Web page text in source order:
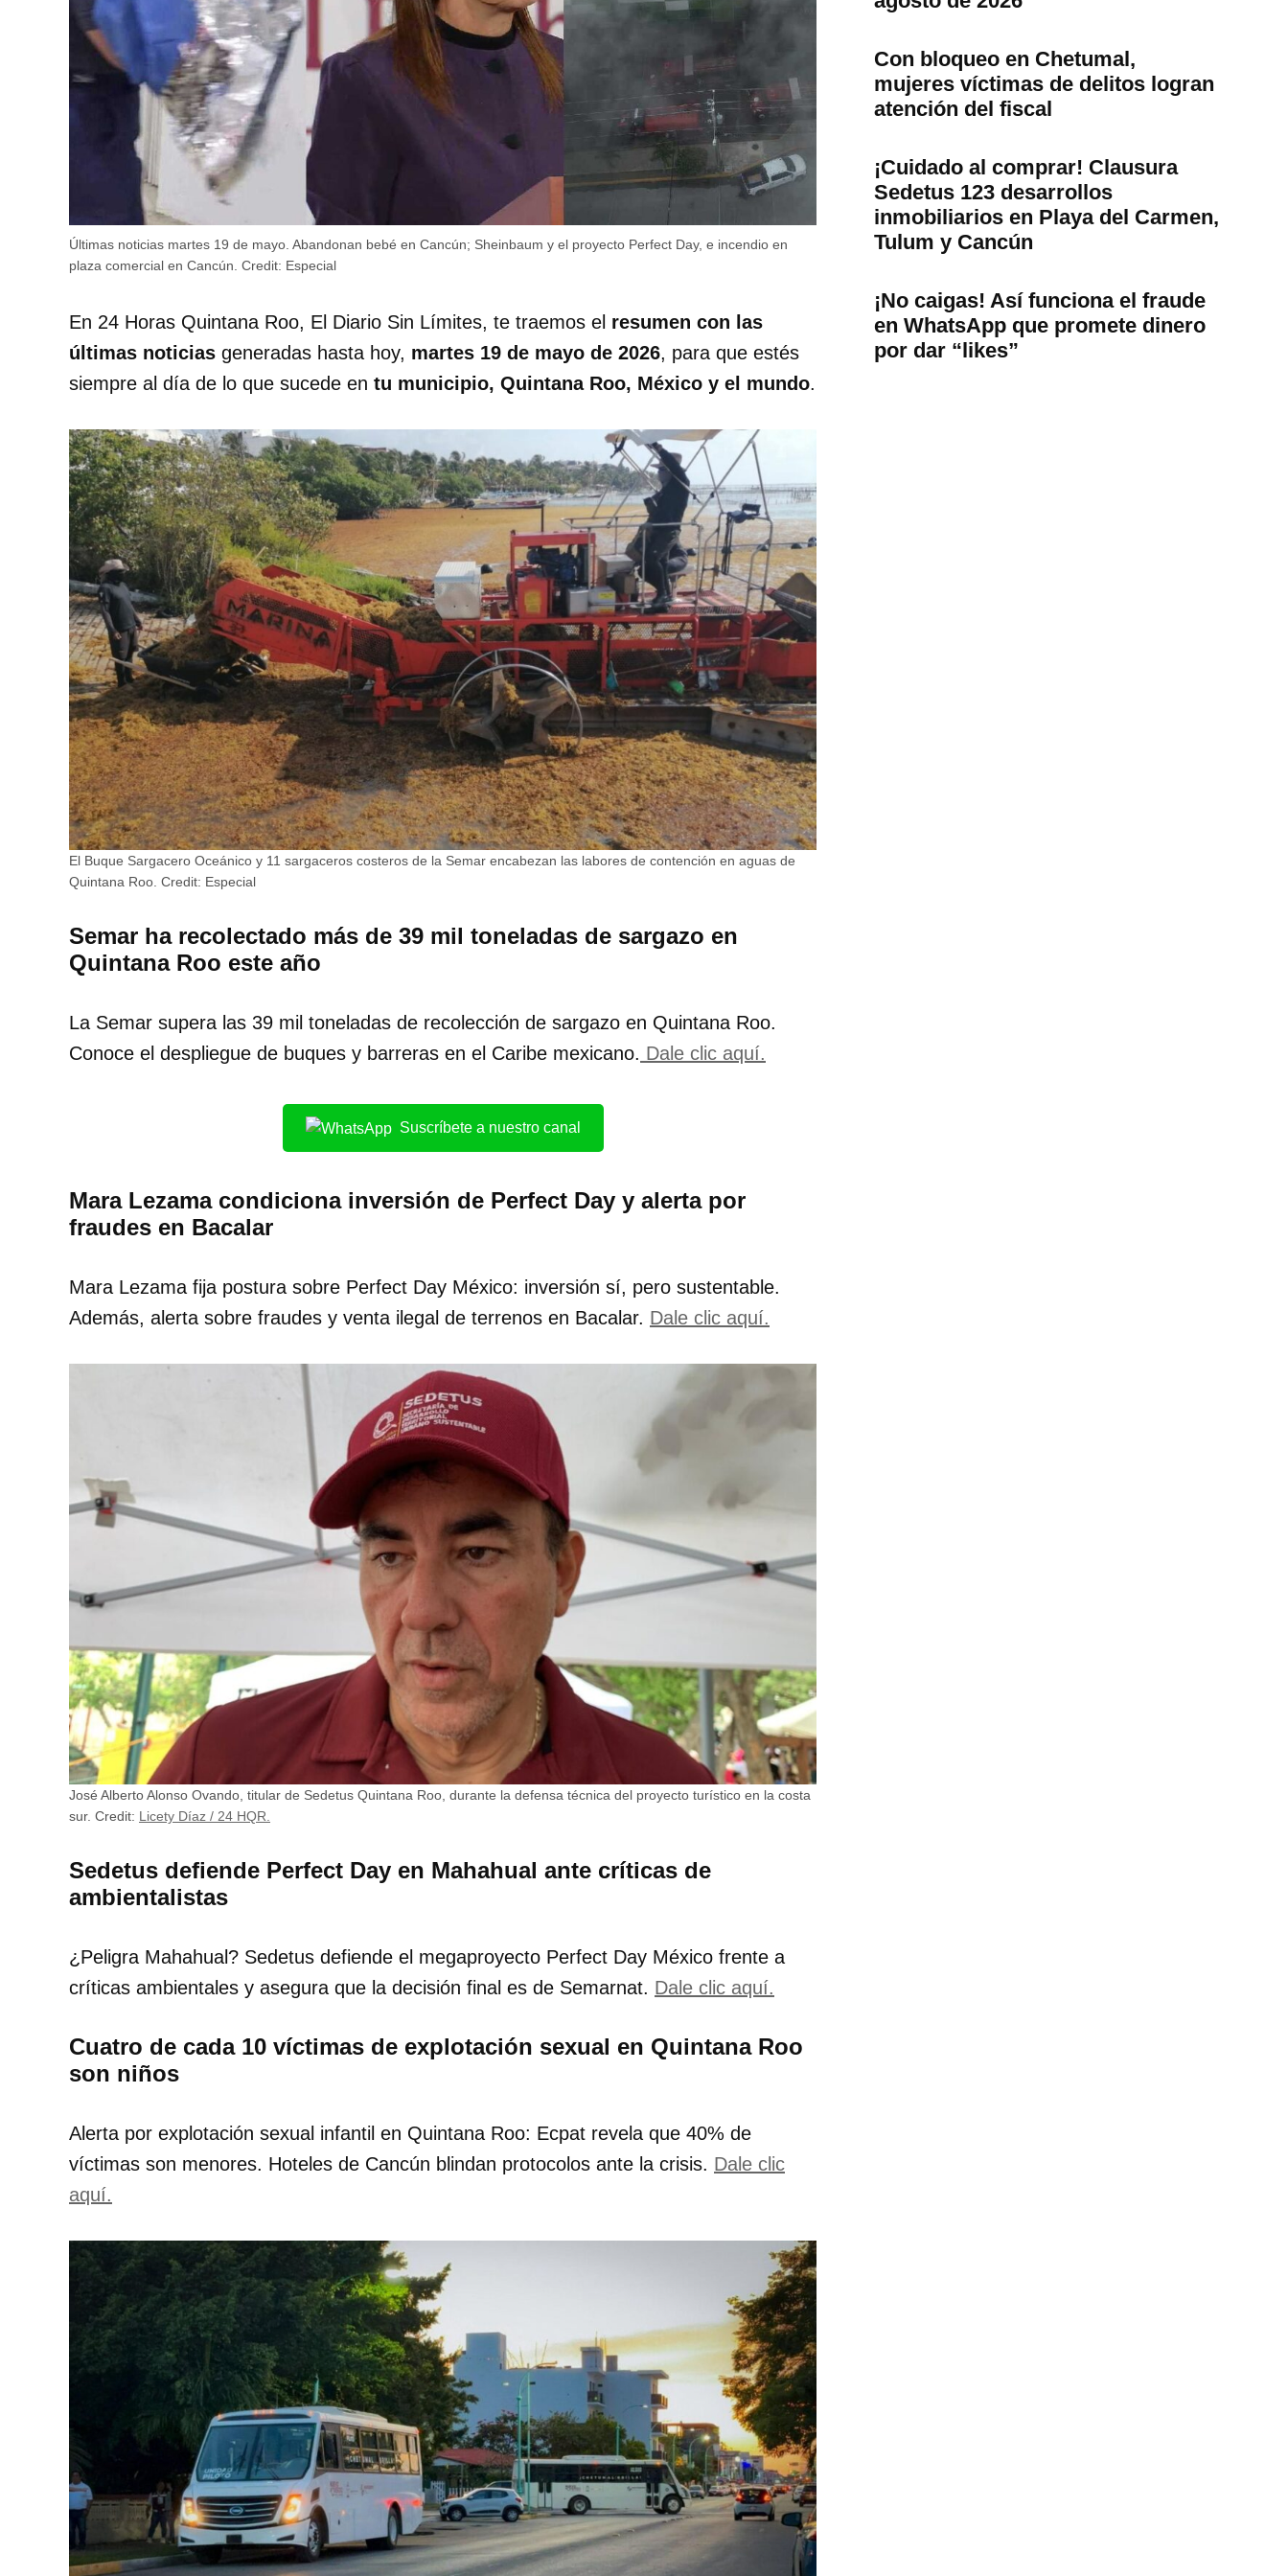
Últimas noticias martes 19 de mayo. Abandonan bebé en Cancún; Sheinbaum y el proyecto Perfect Day, e incendio en
plaza comercial en Cancún. Credit: Especial
En 24 Horas Quintana Roo, El Diario Sin Límites, te traemos el resumen con las
últimas noticias generadas hasta hoy, martes 19 de mayo de 2026, para que estés
siempre al día de lo que sucede en tu municipio, Quintana Roo, México y el mundo.
El Buque Sargacero Oceánico y 11 sargaceros costeros de la Semar encabezan las labores de contención en aguas de
Quintana Roo. Credit: Especial
Semar ha recolectado más de 39 mil toneladas de sargazo en
Quintana Roo este año
La Semar supera las 39 mil toneladas de recolección de sargazo en Quintana Roo.
Conoce el despliegue de buques y barreras en el Caribe mexicano. Dale clic aquí.
Suscríbete a nuestro canal
Mara Lezama condiciona inversión de Perfect Day y alerta por
fraudes en Bacalar
Mara Lezama fija postura sobre Perfect Day México: inversión sí, pero sustentable.
Además, alerta sobre fraudes y venta ilegal de terrenos en Bacalar. Dale clic aquí.
José Alberto Alonso Ovando, titular de Sedetus Quintana Roo, durante la defensa técnica del proyecto turístico en la costa
sur. Credit: Licety Díaz / 24 HQR.
Sedetus defiende Perfect Day en Mahahual ante críticas de
ambientalistas
¿Peligra Mahahual? Sedetus defiende el megaproyecto Perfect Day México frente a
críticas ambientales y asegura que la decisión final es de Semarnat. Dale clic aquí.
Cuatro de cada 10 víctimas de explotación sexual en Quintana Roo
son niños
Alerta por explotación sexual infantil en Quintana Roo: Ecpat revela que 40% de
víctimas son menores. Hoteles de Cancún blindan protocolos ante la crisis. Dale clic
aquí.
Con bloqueo en Chetumal,
mujeres víctimas de delitos logran
atención del fiscal
¡Cuidado al comprar! Clausura
Sedetus 123 desarrollos
inmobiliarios en Playa del Carmen,
Tulum y Cancún
¡No caigas! Así funciona el fraude
en WhatsApp que promete dinero
por dar “likes”